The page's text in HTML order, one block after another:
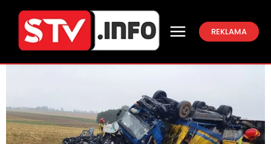
REKLAMA